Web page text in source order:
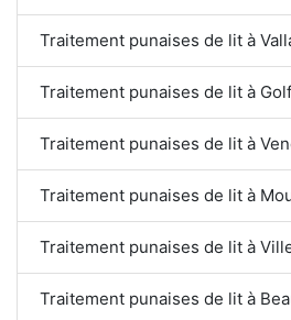
Traitement punaises de lit à
Traitement punaises de lit à
Traitement punaises de lit à
Traitement punaises de lit à
Traitement punaises de lit à
Traitement punaises de lit à